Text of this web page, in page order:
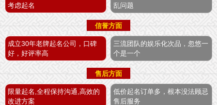
考虑起名
乱问题
信誉方面
成立30年老牌起名公司，口碑
好，好评率高
三流团队的娱乐化次品，忽悠一
个是一个
售后方面
限量起名,全程保持沟通,高效的
改进方案
低价起名订单多，根本没法顾忌
售后服务